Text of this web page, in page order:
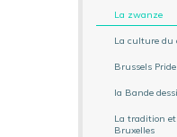
La zwanze
La culture du
Brussels Pride
la Bande
La tradition
Bruxelles